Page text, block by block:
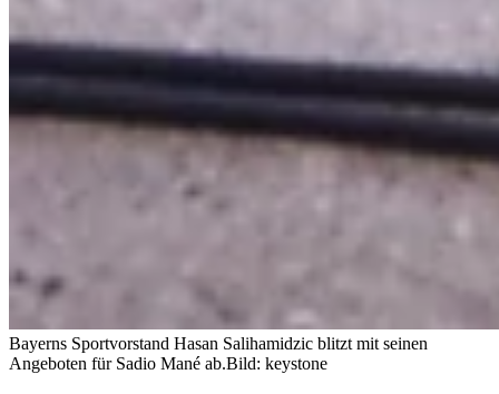
Bayerns Sportvorstand Hasan Salihamidzic blitzt mit seinen
Angeboten für Sadio Mané ab.Bild: keystone